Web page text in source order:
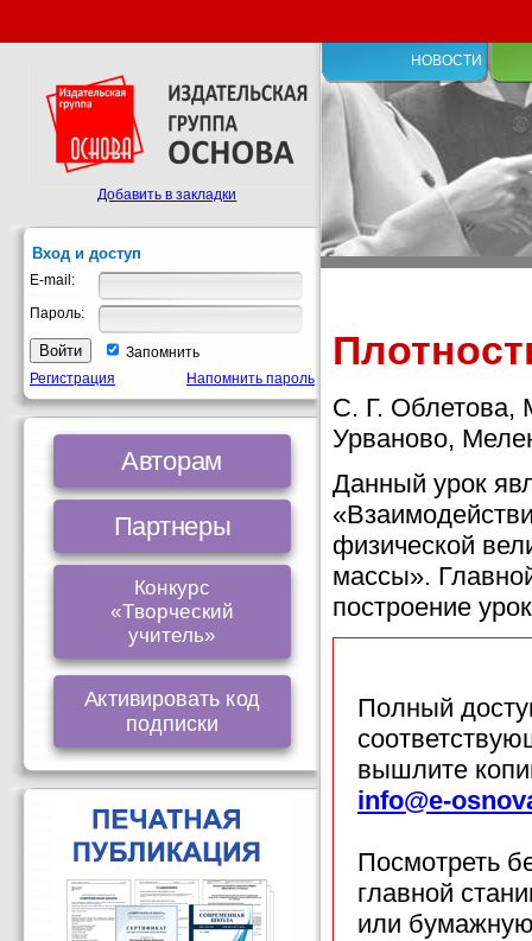
НОВОСТИ
С. Г.
Урваново,
Данный урок
физической
массы».
построение
Полный
вышлите
info@e-
Посмотреть
главной
или
Добавить в закладки
Вход и доступ
E-mail:
Пароль:
Запомнить
Регистрация
Напомнить пароль
Авторам
Партнеры
Конкурс
«Творческий
учитель»
Активировать код
подписки